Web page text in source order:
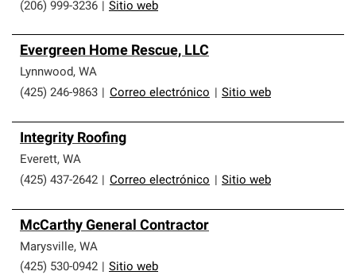
(206) 999-3236
Sitio web
Evergreen Home Rescue, LLC
Lynnwood, WA
(425) 246-9863
Correo electrónico Sitio web
Integrity Roofing
Everett, WA
(425) 437-2642
Correo electrónico Sitio web
McCarthy General Contractor
Marysville, WA
(425) 530-0942
Sitio web